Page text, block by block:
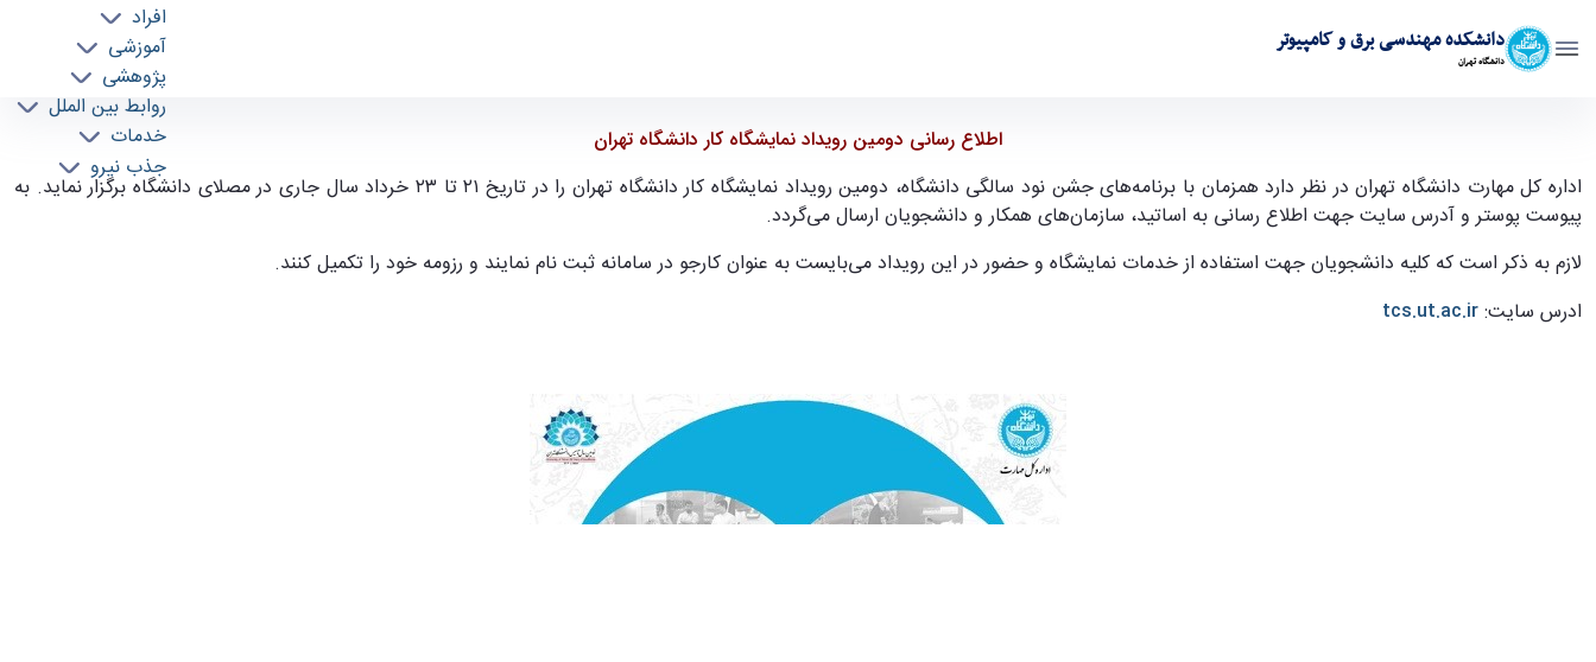
دانشکده مهندسی برق و کامپیوتر
دانشگاه تهران
افراد
آموزشی
پژوهشی
روابط بین الملل
خدمات
جذب نیرو
اطلاع رسانی دومین رویداد نمایشگاه کار دانشگاه تهران
اداره کل مهارت دانشگاه تهران در نظر دارد همزمان با برنامه‌های جشن نود سالگی دانشگاه، دومین رویداد نمایشگاه کار دانشگاه تهران را در تاریخ ۲۱ تا ۲۳ خرداد سال جاری در مصلای دانشگاه برگزار نماید. به
پیوست پوستر و آدرس سایت جهت اطلاع رسانی به اساتید، سازمان‌های همکار و دانشجویان ارسال می‌گردد.
لازم به ذکر است که کلیه دانشجویان جهت استفاده از خدمات نمایشگاه و حضور در این رویداد می‌بایست به عنوان کارجو در سامانه ثبت نام نمایند و رزومه خود را تکمیل کنند.
ادرس سایت: tcs.ut.ac.ir